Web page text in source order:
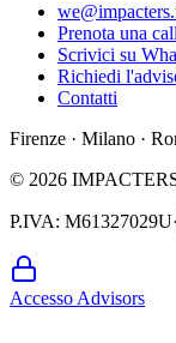
Prenota una call
Scrivici su
Richiedi
Contatti
Firenze · Milano ·
© 2026
P.IVA: M61327029U·
Accesso Advisors